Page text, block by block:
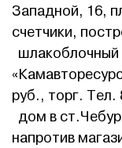
Западной, 16,
счетчики,
шлакоблочный
руб., торг. Тел.
дом в
напротив